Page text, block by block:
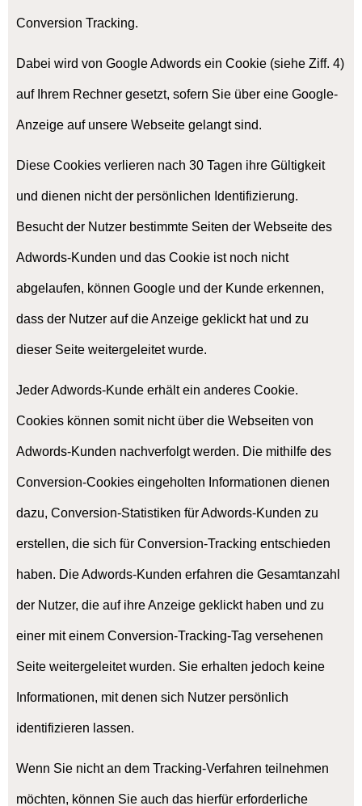
Conversion Tracking.
Dabei wird von Google Adwords ein Cookie (siehe Ziff. 4)
auf Ihrem Rechner gesetzt, sofern Sie über eine Google-
Anzeige auf unsere Webseite gelangt sind.
Diese Cookies verlieren nach 30 Tagen ihre Gültigkeit
und dienen nicht der persönlichen Identifizierung.
Besucht der Nutzer bestimmte Seiten der Webseite des
Adwords-Kunden und das Cookie ist noch nicht
abgelaufen, können Google und der Kunde erkennen,
dass der Nutzer auf die Anzeige geklickt hat und zu
dieser Seite weitergeleitet wurde.
Jeder Adwords-Kunde erhält ein anderes Cookie.
Cookies können somit nicht über die Webseiten von
Adwords-Kunden nachverfolgt werden. Die mithilfe des
Conversion-Cookies eingeholten Informationen dienen
dazu, Conversion-Statistiken für Adwords-Kunden zu
erstellen, die sich für Conversion-Tracking entschieden
haben. Die Adwords-Kunden erfahren die Gesamtanzahl
der Nutzer, die auf ihre Anzeige geklickt haben und zu
einer mit einem Conversion-Tracking-Tag versehenen
Seite weitergeleitet wurden. Sie erhalten jedoch keine
Informationen, mit denen sich Nutzer persönlich
identifizieren lassen.
Wenn Sie nicht an dem Tracking-Verfahren teilnehmen
möchten, können Sie auch das hierfür erforderliche